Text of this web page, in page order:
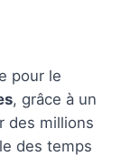
pour le
, grâce à un
des millions
des temps